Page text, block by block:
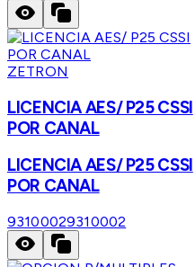
ZETRON
LICENCIA AES/ P25 CSSI
POR CANAL
LICENCIA AES/ P25 CSSI
POR CANAL
93100029310002